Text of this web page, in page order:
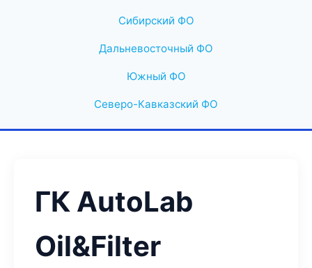
Сибирский ФО
Дальневосточный ФО
Южный ФО
Северо-Кавказский ФО
ГК AutoLab
Oil&Filter